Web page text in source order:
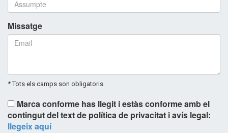
Missatge
* Tots els camps son obligatoris
Marca conforme has llegit i estàs conforme amb el
contingut del text de política de privacitat i avís legal:
llegeix aquí